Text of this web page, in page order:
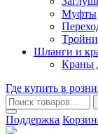
Муфты
Шланги и
Краны
Где купить в
Поддержка